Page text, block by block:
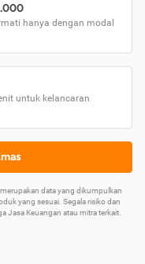
hanya dengan modal
untuk kelancaran
data yang dikumpulkan
yang sesuai. Segala risiko dan
Jasa Keuangan atau mitra terkait.